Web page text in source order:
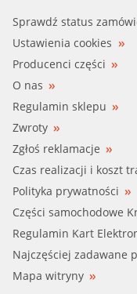
Sprawdź status
Ustawienia cookies
Producenci części
O nas
Regulamin sklepu
Zwroty
Zgłoś reklamacje
Czas realizacji i koszt
Polityka prywatności
Części samochodowe
Regulamin Kart
Najczęściej zadawane
Mapa witryny